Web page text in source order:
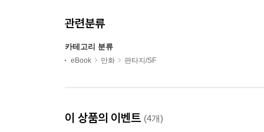
관련분류
카테고리 분류
eBook 만화 판타지/SF
이 상품의 이벤트 (4개)